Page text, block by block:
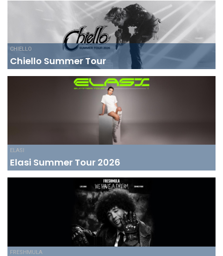
CHIELLO
Chiello Summer Tour
ELASI
Elasi Summer Tour 2026
FRESHMULA